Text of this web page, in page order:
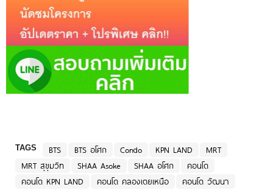
TAGS BTS BTS อโศก Condo KPN LAND
MRT
MRT สุขุมวิท
SHAA Asoke SHAA อโศก
คอนโด
คอนโด KPN LAND
คอนโด คลองเตยเหนือ
คอนโด วัฒนา